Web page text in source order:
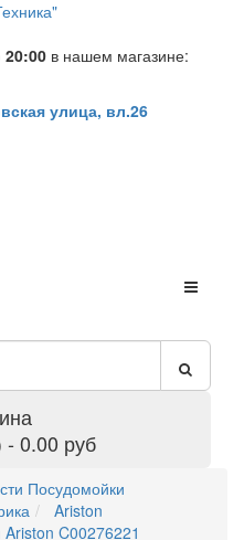
20:00 в нашем магазине:
улица, вл.26
- 0.00 руб
Посудомойки
Ariston
C00276221